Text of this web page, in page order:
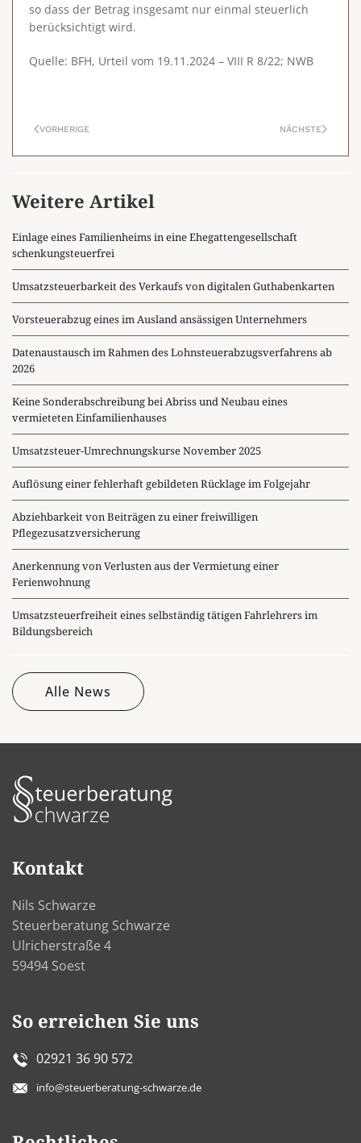
so dass der Betrag insgesamt nur einmal steuerlich
berücksichtigt wird.
Quelle: BFH, Urteil vom 19.11.2024 – VIII R 8/22; NWB
VORHERIGE NÄCHSTE
Weitere Artikel
Einlage eines Familienheims in eine Ehegattengesellschaft
schenkungsteuerfrei
Umsatzsteuerbarkeit des Verkaufs von digitalen Guthabenkarten
Vorsteuerabzug eines im Ausland ansässigen Unternehmers
Datenaustausch im Rahmen des Lohnsteuerabzugsverfahrens ab
2026
Keine Sonderabschreibung bei Abriss und Neubau eines
vermieteten Einfamilienhauses
Umsatzsteuer-Umrechnungskurse November 2025
Auflösung einer fehlerhaft gebildeten Rücklage im Folgejahr
Abziehbarkeit von Beiträgen zu einer freiwilligen
Pflegezusatzversicherung
Anerkennung von Verlusten aus der Vermietung einer
Ferienwohnung
Umsatzsteuerfreiheit eines selbständig tätigen Fahrlehrers im
Bildungsbereich
Alle News
Kontakt
Nils Schwarze
Steuerberatung Schwarze
Ulricherstraße 4
59494 Soest
So erreichen Sie uns
02921 36 90 572
info@steuerberatung-schwarze.de